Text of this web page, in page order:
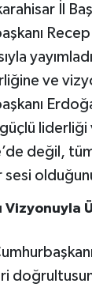
İl
ve
liderliği
değil,
sesi
Vizyonuyla